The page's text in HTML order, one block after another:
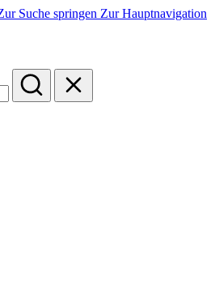
Suche springen Zur Hauptnavigation